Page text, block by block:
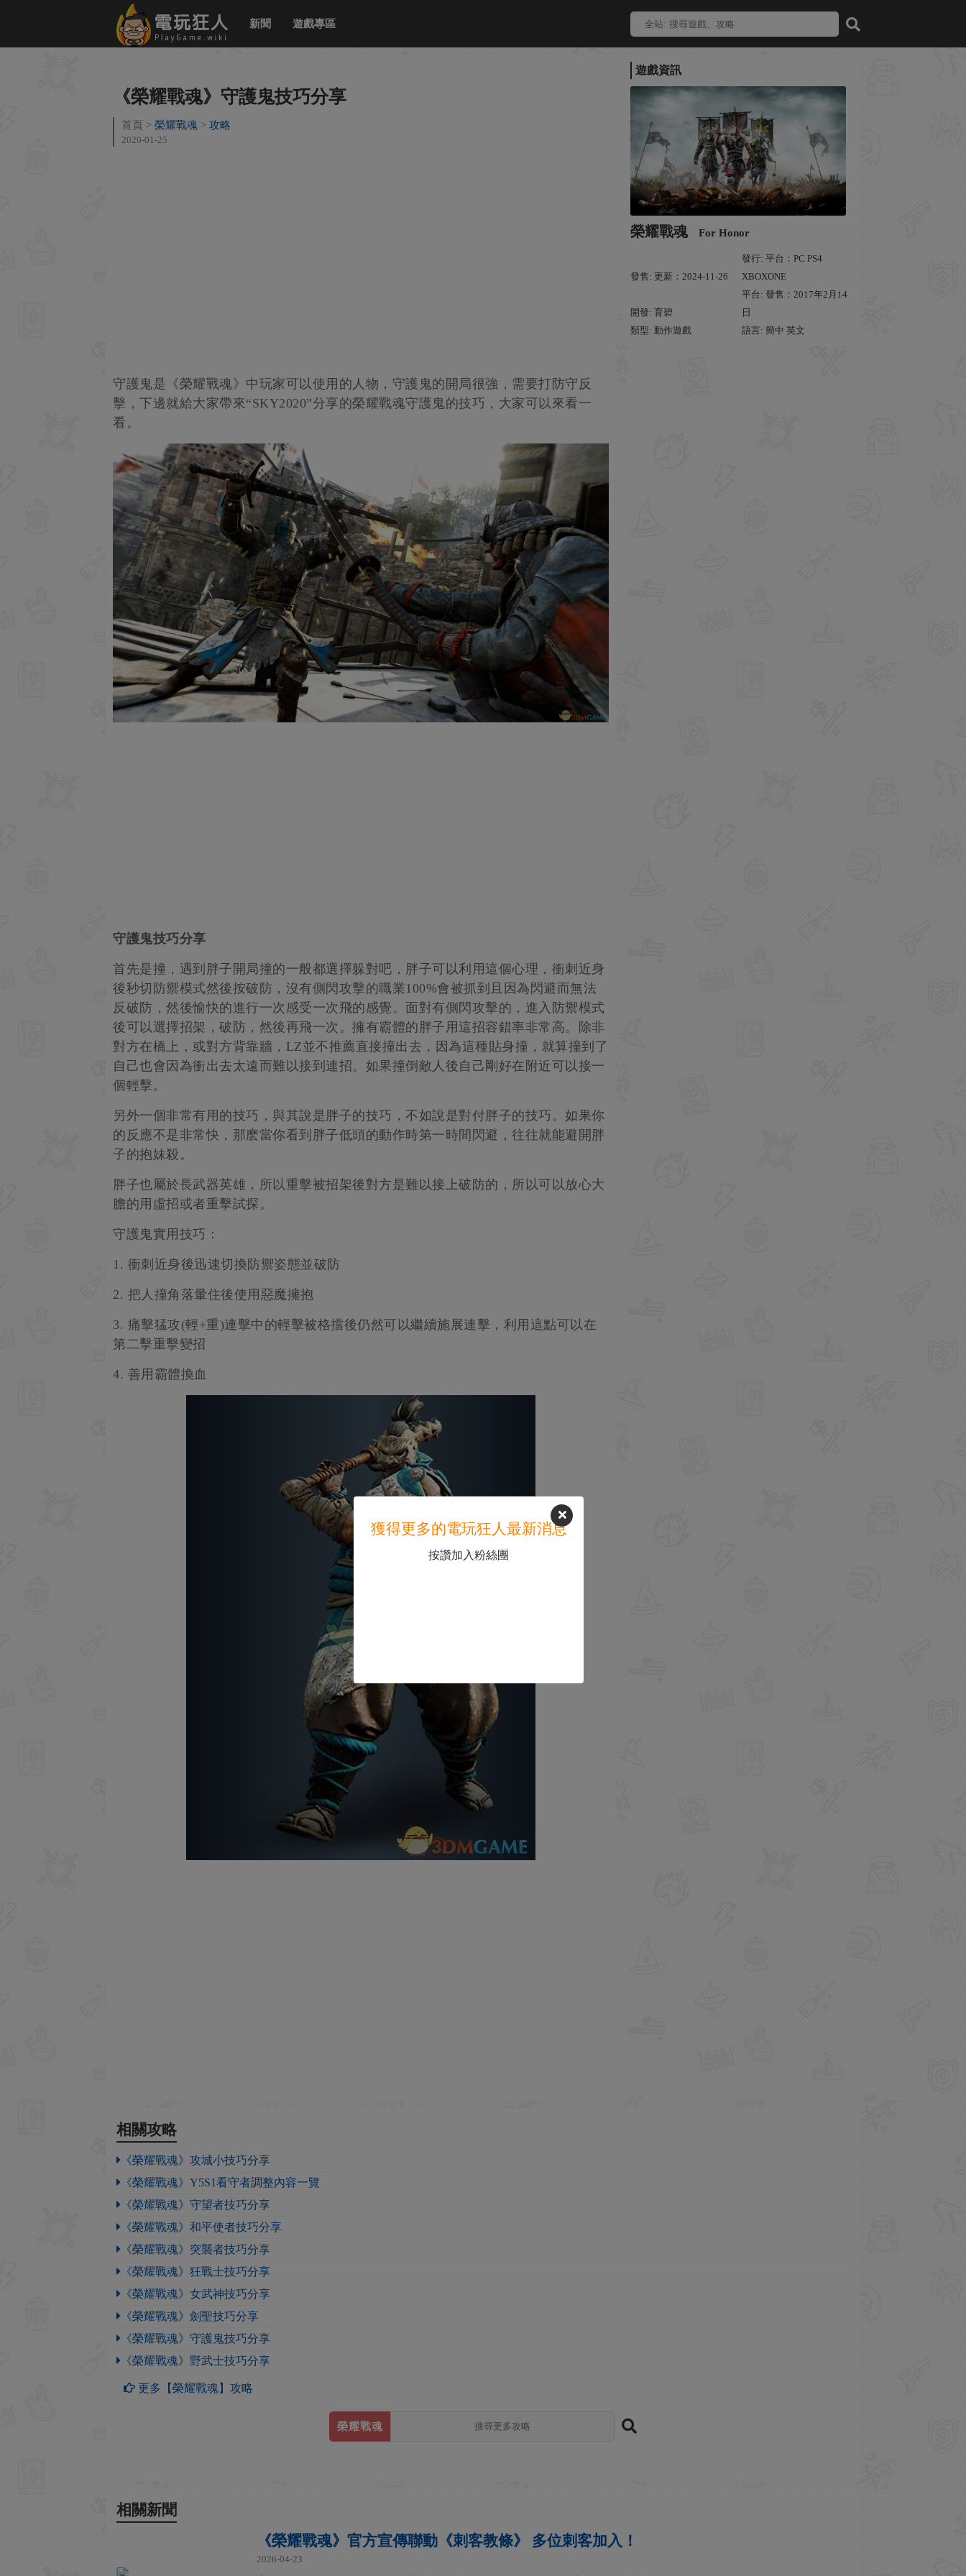
新聞 遊戲專區
遊戲資訊
榮耀戰魂 For Honor
發售: 更新：2024-11-26
發行: 平台：PC PS4
XBOXONE
開發: 育碧
平台: 發售：2017年2月14
日
類型: 動作遊戲
語言: 簡中 英文
《榮耀戰魂》守護鬼技巧分享
首頁 榮耀戰魂 攻略
2020-01-25
守護鬼是《榮耀戰魂》中玩家可以使用的人物，守護鬼的開局很強，需要打防守反
擊，下邊就給大家帶來“SKY2020”分享的榮耀戰魂守護鬼的技巧，大家可以來看一
看。
守護鬼技巧分享
首先是撞，遇到胖子開局撞的一般都選擇躲對吧，胖子可以利用這個心理，衝刺近身
後秒切防禦模式然後按破防，沒有側閃攻擊的職業100%會被抓到且因為閃避而無法
反破防，然後愉快的進行一次感受一次飛的感覺。面對有側閃攻擊的，進入防禦模式
後可以選擇招架，破防，然後再飛一次。擁有霸體的胖子用這招容錯率非常高。除非
對方在橋上，或對方背靠牆，LZ並不推薦直接撞出去，因為這種貼身撞，就算撞到了
自己也會因為衝出去太遠而難以接到連招。如果撞倒敵人後自己剛好在附近可以接一
個輕擊。
另外一個非常有用的技巧，與其說是胖子的技巧，不如說是對付胖子的技巧。如果你
的反應不是非常快，那麽當你看到胖子低頭的動作時第一時間閃避，往往就能避開胖
子的抱妹殺。
胖子也屬於長武器英雄，所以重擊被招架後對方是難以接上破防的，所以可以放心大
膽的用虛招或者重擊試探。
守護鬼實用技巧：
1. 衝刺近身後迅速切換防禦姿態並破防
2. 把人撞角落暈住後使用惡魔擁抱
3. 痛擊猛攻(輕+重)連擊中的輕擊被格擋後仍然可以繼續施展連擊，利用這點可以在
第二擊重擊變招
4. 善用霸體換血
相關攻略
《榮耀戰魂》攻城小技巧分享
《榮耀戰魂》Y5S1看守者調整內容一覽
《榮耀戰魂》守望者技巧分享
《榮耀戰魂》和平使者技巧分享
《榮耀戰魂》突襲者技巧分享
《榮耀戰魂》狂戰士技巧分享
《榮耀戰魂》女武神技巧分享
《榮耀戰魂》劍聖技巧分享
《榮耀戰魂》守護鬼技巧分享
《榮耀戰魂》野武士技巧分享
更多【榮耀戰魂】攻略
榮耀戰魂
相關新聞
《榮耀戰魂》官方宣傳聯動《刺客教條》 多位刺客加入！
2026-04-23
獲得更多的電玩狂人最新消息
按讚加入粉絲團